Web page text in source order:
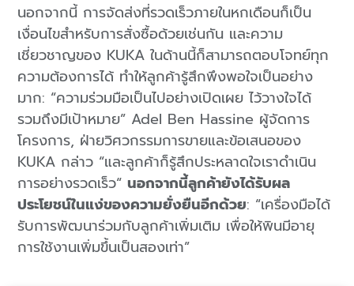
นอกจากนี้ การจัดส่งที่รวดเร็วภายในหกเดือนก็เป็น
เงื่อนไขสำหรับการสั่งซื้อด้วยเช่นกัน และความ
เชี่ยวชาญของ KUKA ในด้านนี้ก็สามารถตอบโจทย์ทุก
ความต้องการได้ ทำให้ลูกค้ารู้สึกพึงพอใจเป็นอย่าง
มาก: “ความร่วมมือเป็นไปอย่างเปิดเผย ไว้วางใจได้
รวมถึงมีเป้าหมาย” Adel Ben Hassine ผู้จัดการ
โครงการ, ฝ่ายวิศวกรรมการขายและข้อเสนอของ
KUKA กล่าว “และลูกค้าก็รู้สึกประหลาดใจเราดำเนิน
การอย่างรวดเร็ว“นอกจากนี้ลูกค้ายังได้รับผล
ประโยชน์ในแง่ของความยั่งยืนอีกด้วย: “เครื่องมือได้
รับการพัฒนาร่วมกับลูกค้าเพิ่มเติม เพื่อให้พินมีอายุ
การใช้งานเพิ่มขึ้นเป็นสองเท่า”